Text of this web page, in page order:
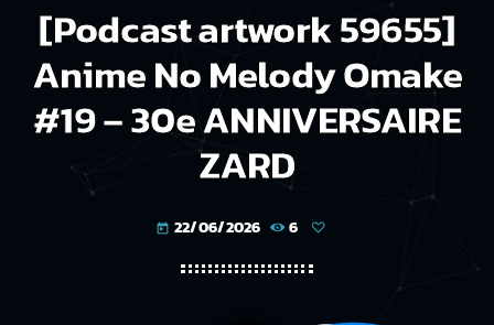
[Podcast artwork 59655]
Anime No Melody Omake
#19 – 30e ANNIVERSAIRE
ZARD
today 22/06/2026 6